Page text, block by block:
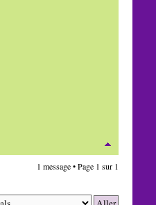
1 message • Page 1 sur 1